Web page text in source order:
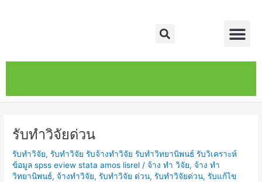
Search
รับทำวิจัยด่วน
รับทำวิจัย,รับทำวิจัย รับจ้างทำวิจัย รับทำวิทยานิพนธ์ รับวิเคราะห์
ข้อมูล spss eview stata amos lisrel /จ้าง ทำ วิจัย,จ้าง ทำ
วิทยานิพนธ์,จ้างทำวิจัย,รับทำวิจัย ด่วน,รับทำวิจัยด่วน,รับแก้ไข